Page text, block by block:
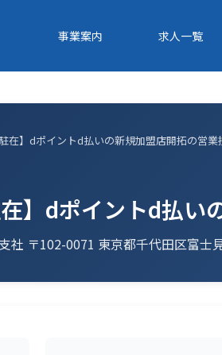
事業案内 求人一覧
在】dポイントd払いの新規加盟店開拓の営業
在】dポイントd払
社 〒102-0071 東京都千代田区富士